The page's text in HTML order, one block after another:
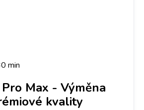
min
Max - Výměna
kvality